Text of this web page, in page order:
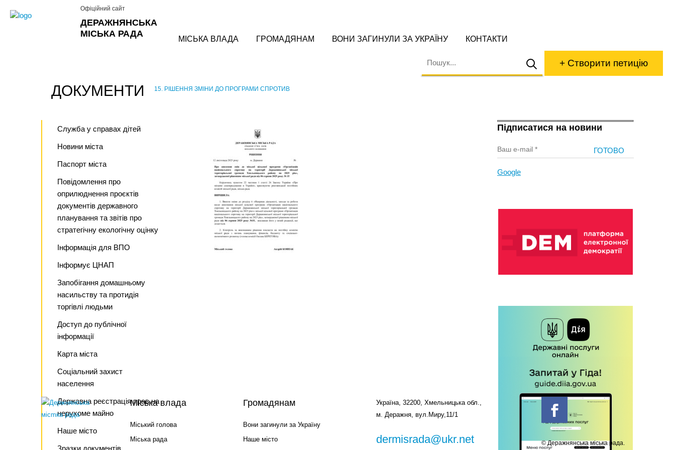
ДЕРАЖНЯНСЬКА
МІСЬКА РАДА
Офіційний сайт
МІСЬКА ВЛАДА ГРОМАДЯНАМ ВОНИ ЗАГИНУЛИ ЗА УКРАЇНУ КОНТАКТИ
+ Створити петицію
ДОКУМЕНТИ 15. РІШЕННЯ ЗМІНИ ДО ПРОГРАМИ СПРОТИВ
Служба у справах дітей
Новини міста
Паспорт міста
Повідомлення про
оприлюднення проєктів
документів державного
планування та звітів про
стратегічну екологічну оцінку
Інформація для ВПО
Інформує ЦНАП
Запобігання домашньому
насильству та протидія
торгівлі людьми
Доступ до публічної
інформації
Карта міста
Соціальний захист
населення
Державна реєстрація прав на
нерухоме майно
Наше місто
Зразки документів
Підписатися на новини
Google
Міська влада
Міський голова
Міська рада
Громадянам
Вони загинули за Україну
Наше місто
Україна, 32200, Хмельницька обл.,
м. Деражня, вул.Миру,11/1
dermisrada@ukr.net
© Деражнянська міська рада.